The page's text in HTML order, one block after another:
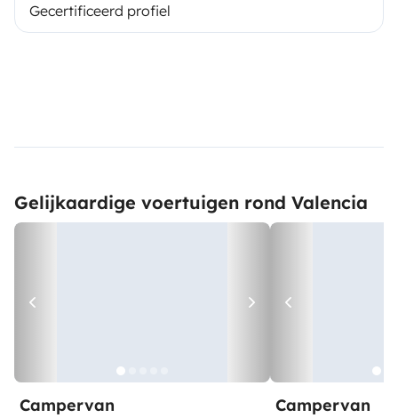
Gecertificeerd profiel
Gelijkaardige voertuigen rond Valencia
Campervan Campervan